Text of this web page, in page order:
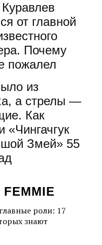
от главной
Почему
пожалел
из
а стрелы —
Как
«Чингачгук
Змей» 55
роли: 17
знают